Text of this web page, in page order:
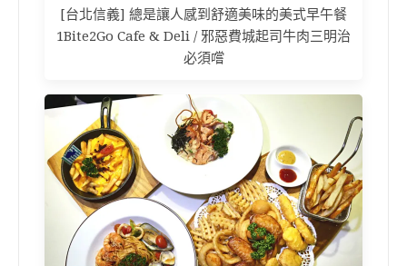
[台北信義] 總是讓人感到舒適美味的美式早午餐
1Bite2Go Cafe & Deli / 邪惡費城起司牛肉三明治
必須嚐